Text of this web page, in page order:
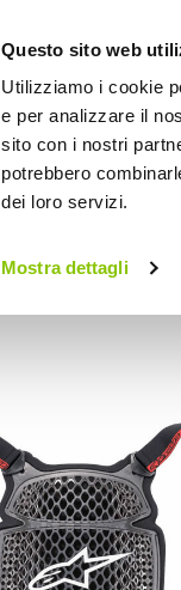
Questo sito web
Utilizziamo i cookie
e per analizzare il
sito con i nostri
potrebbero
dei loro servizi.
Mostra dettagli